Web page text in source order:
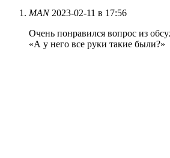
MAN 2023-02-11 в 17:56
Очень понравился вопрос из
«А у него все руки такие были?»